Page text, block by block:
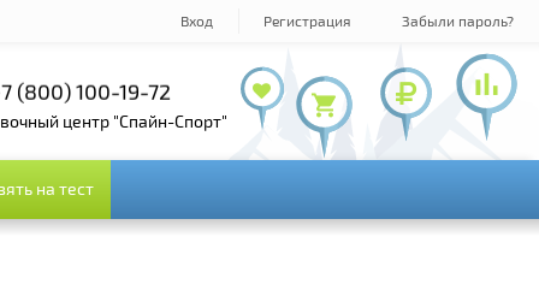
Вход Регистрация Забыли пароль?
+7 (495) 143-73-73
(800) 100-19-72
центр "Спайн-Спорт"
на тест
на тест